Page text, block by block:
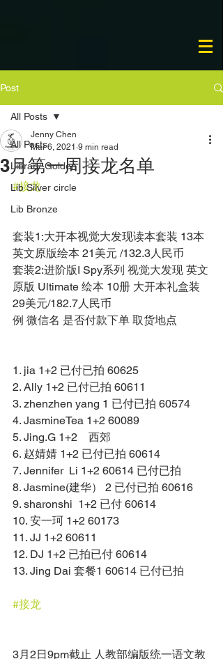
Post
All Posts
Library-Golden
Lib Silver circle
Lib Bronze
All Posts
3月第一周接龙名单
Jenny Chen
Mar 6, 2021 9 min read
#接龙
套装1:大开本视觉大发现读本套装 13本
英文原版绘本 21美元 /132.3人民币
套装2:进阶版I Spy系列 视觉大发现 英文
原版 Ultimate 绘本 10册 大开本礼盒装
29美元/182.7人民币
例 微信名 是否付款下单 取货地点
1. jia 1+2 已付已拍 60625
2. Ally 1+2 已付已拍 60611
3. zhenzhen yang 1 已付已拍 60574
4. JasmineTea 1+2 60089
5. Jing.G 1+2    西郊
6. 赵婧婧 1+2 已付已拍 60614
7. Jennifer  Li 1+2 60614 已付已拍
8. Jasmine(建华） 2 已付已拍 60616
9. sharonshi  1+2 已付 60614
10. 安一珂 1+2 60173
11. JJ 1+2 60611
12. DJ 1+2 已拍已付 60614
13. Jing Dai 套餐1 60614 已付已拍
#接龙
3月2日9pm截止 人教部编版统一语文教